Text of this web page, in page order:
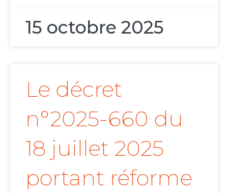
15 octobre 2025
Le décret
n°2025-660 du
18 juillet 2025
portant réforme